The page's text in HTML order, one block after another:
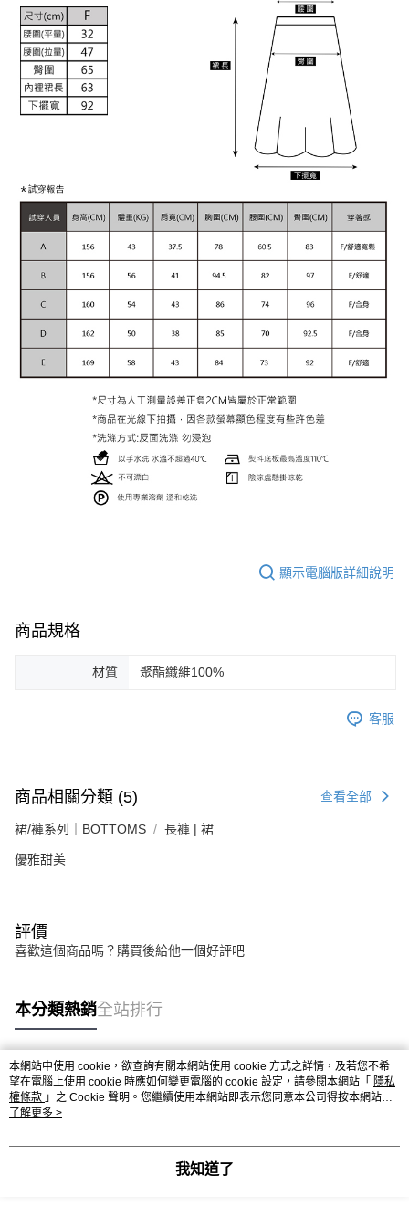
顯示電腦版詳細說明
商品規格
材質 聚酯纖維100%
客服
商品相關分類 (5) 查看全部
裙/褲系列｜BOTTOMS 長褲 | 裙
優雅甜美
評價
喜歡這個商品嗎？購買後給他一個好評吧
本分類熱銷全站排行
熱門標籤
本網站中使用 cookie，欲查詢有關本網站使用 cookie 方式之詳情，及若您不希
望在電腦上使用 cookie 時應如何變更電腦的 cookie 設定，請參閱本網站「 隱私
權條款 」之 Cookie 聲明。您繼續使用本網站即表示您同意本公司得按本網站使
用條款之 Cookie 聲明使用 cookie。
了解更多 >
我知道了